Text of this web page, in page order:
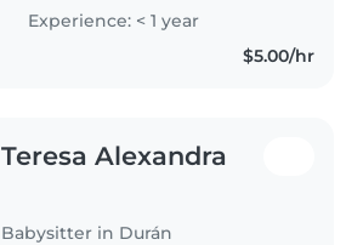
preescolares y de primaria. Me
encantan las actividades como
leer cuentos, hacer música..
Experience: < 1 year
$5.00/hr
Teresa Alexandra
Babysitter in Durán